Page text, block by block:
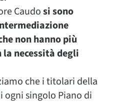
Caudosi sono
non hanno più
la necessità degli
che i titolari della
singolo Piano di